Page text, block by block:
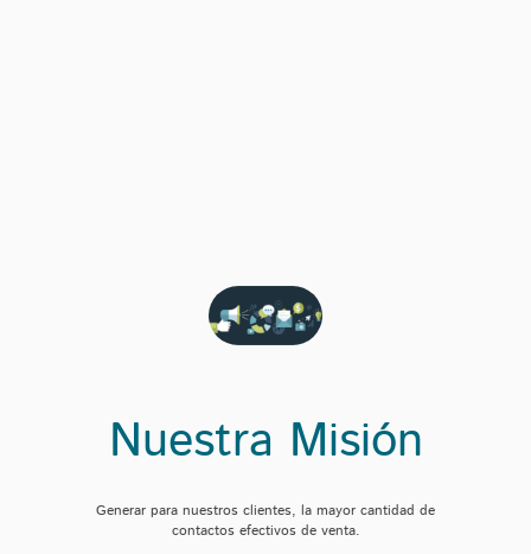
Nuestra Misión
Generar para nuestros clientes, la mayor cantidad de
contactos efectivos de venta.